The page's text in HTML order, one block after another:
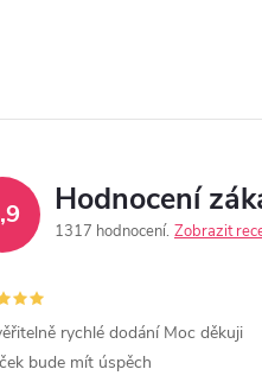
Hodnocení
1317 hodnocení Zobrazit
rychlé dodání Moc děkuji
bude mít úspěch